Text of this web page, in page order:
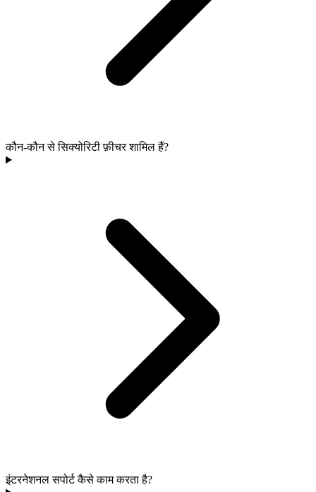
कौन-कौन से सिक्योरिटी फ़ीचर शामिल हैं?
इंटरनेशनल सपोर्ट कैसे काम करता है?